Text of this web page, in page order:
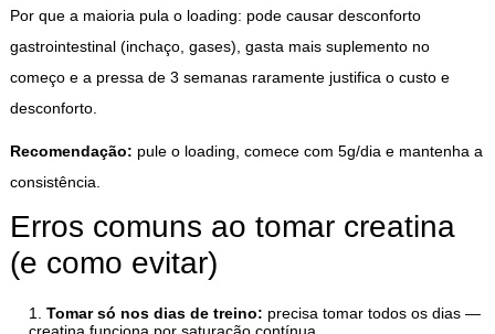
Por que a maioria pula o loading: pode causar desconforto
gastrointestinal (inchaço, gases), gasta mais suplemento no
começo e a pressa de 3 semanas raramente justifica o custo e
desconforto.
Recomendação: pule o loading, comece com 5g/dia e mantenha a
consistência.
Erros comuns ao tomar creatina
(e como evitar)
Tomar só nos dias de treino: precisa tomar todos os dias —